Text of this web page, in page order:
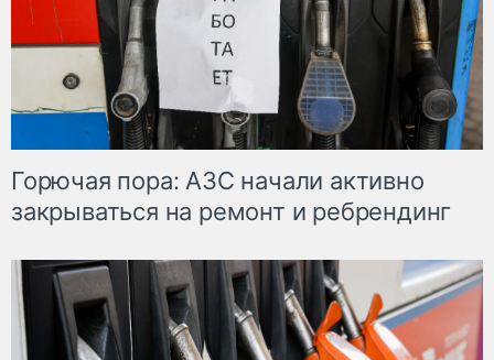
Горючая пора: АЗС начали активно
закрываться на ремонт и ребрендинг